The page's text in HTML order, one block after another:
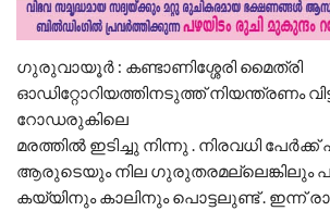
ഗുരുവായൂർ : കണ്ടാണിശ്ശേരി മൈത്രി
ഓഡിറ്റോറിയത്തിനടുത്ത് നിയന്ത്രണം
റോഡരുകിലെ
മരത്തിൽ ഇടിച്ചു നിന്നു . നിരവധി പേർക്ക്
ആരുടെയും നില ഗുരുതരമല്ലെങ്കിലും
കയ്യിനും കാലിനും പൊട്ടലുണ്ട് . ഇന്ന്